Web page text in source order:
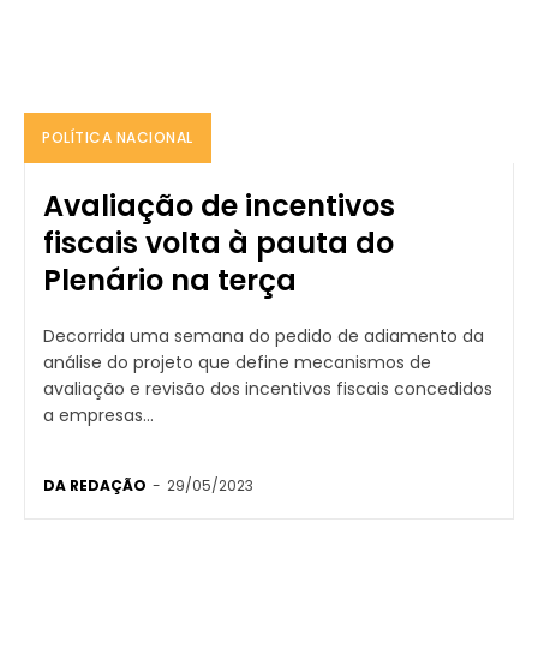
POLÍTICA NACIONAL
Avaliação de incentivos
fiscais volta à pauta do
Plenário na terça
Decorrida uma semana do pedido de adiamento da
análise do projeto que define mecanismos de
avaliação e revisão dos incentivos fiscais concedidos
a empresas...
DA REDAÇÃO - 29/05/2023